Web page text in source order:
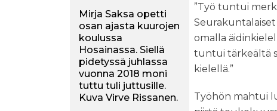
Mirja Saksa opetti
osan ajasta kuurojen
koulussa
Hosainassa. Siellä
pidetyssä juhlassa
vuonna 2018 moni
tuttu tuli juttusille.
Kuva Virve Rissanen.
”Työ tuntui
Seurakuntalaiset
omalla
tuntui tärkeältä
kielellä.”
Työhön mahtui